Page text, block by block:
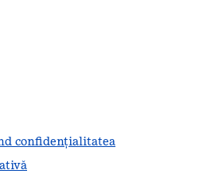
confidenţialitatea